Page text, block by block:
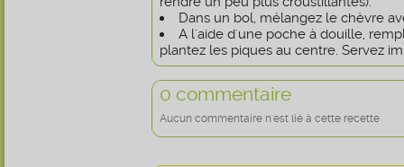
Dans un bol, mélangez le chèvre
A l'aide d'une poche à douille,
plantez les piques au centre. Servez
0 commentaire
Aucun commentaire n'est lié à cette recette